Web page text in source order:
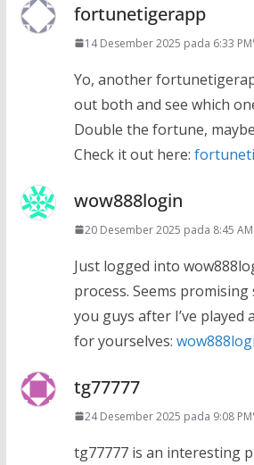
fortunetigerapp
14 Desember 2025 pada 6:33 PM
Yo, another
out both and see which
Double the fortune,
Check it out here:
wow888login
20 Desember 2025 pada 8:45 AM
Just logged into
process. Seems
you guys after I’ve played
for yourselves:
tg77777
24 Desember 2025 pada 9:08 PM
tg77777 is an interesting